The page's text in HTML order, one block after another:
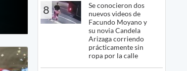
8
Se conocieron dos
nuevos videos de
Facundo Moyano y
su novia Candela
Arizaga corriendo
prácticamente sin
ropa por la calle